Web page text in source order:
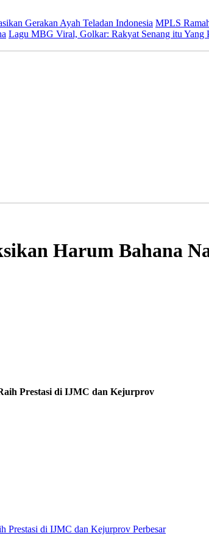
Gerakan Ayah Teladan Indonesia MPLS
Lagu MBG Viral, Golkar: Rakyat Senang itu Yang
Harum Bahana
Prestasi di IJMC dan Kejurprov
Perbesar